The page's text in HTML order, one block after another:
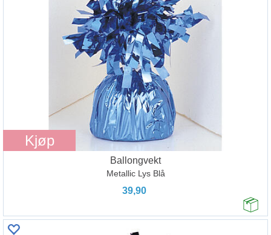
Kjøp
Ballongvekt
Metallic Lys Blå
39,90